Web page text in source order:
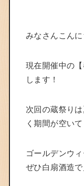
みなさんこんに
現在開催中の
します！
次回の蔵祭り
く期間が空い
ゴールデンウ
ぜひ白扇酒造